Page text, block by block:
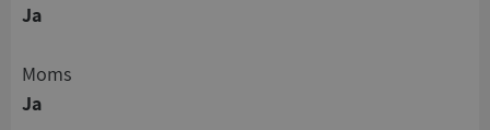
Ja
Moms
Ja